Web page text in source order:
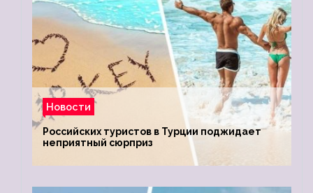
Новости
Российских туристов в Турции поджидает
неприятный сюрприз